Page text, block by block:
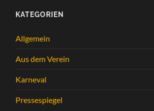
KATEGORIEN
Allgemein
Aus dem Verein
Karneval
Pressespiegel